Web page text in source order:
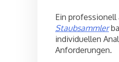
Ein
Staubsammler
individuellen
Anforderungen.